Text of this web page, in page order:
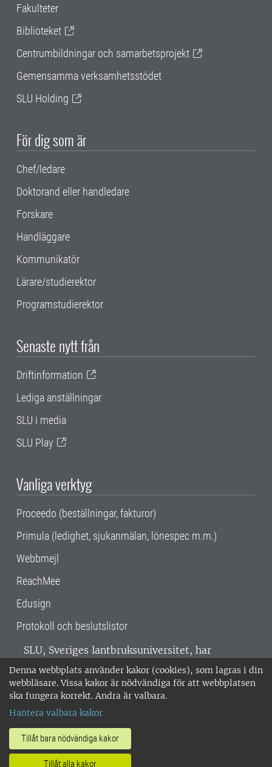
Denna webbplats använder kakor (cookies), som lagras i din
webbläsare. Vissa kakor är nödvändiga för att webbplatsen
ska fungera korrekt. Andra är valbara.
Hantera valbara kakor
Tillåt bara nödvändiga kakor
Tillåt alla kakor
Fakulteter
Biblioteket
Centrumbildningar och samarbetsprojekt
Gemensamma verksamhetsstödet
SLU Holding
För dig som är
Chef/ledare
Doktorand eller handledare
Forskare
Handläggare
Kommunikatör
Lärare/studierektor
Programstudierektor
Senaste nytt från
Driftinformation
Lediga anställningar
SLU i media
SLU Play
Vanliga verktyg
Proceedo (beställningar, fakturor)
Primula (ledighet, sjukanmälan, lönespec m.m.)
Webbmejl
ReachMee
Edusign
Protokoll och beslutslistor
SLU, Sveriges lantbruksuniversitet, har
verksamhet över hela Sverige. Huvudorter är
Alnarp, Uppsala och Umeå.SLU är
miljöcertifierat enligt ISO 14001. •
018-67 10 00 • Org nr: 202100-2817 •
Om SLU:s webbplatser
•Hantera kakor•Behandling av